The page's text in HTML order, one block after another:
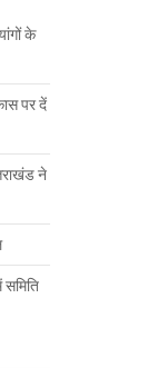
के
पर दें
ने